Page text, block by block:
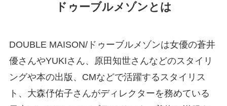
ドゥーブルメゾンとは
DOUBLE MAISON/ドゥーブルメゾンは女優の蒼井
優さんやYUKIさん、原田知世さんなどのスタイリ
ングや本の出版、CMなどで活躍するスタイリス
ト、大森伃佑子さんがディレクターを務めている